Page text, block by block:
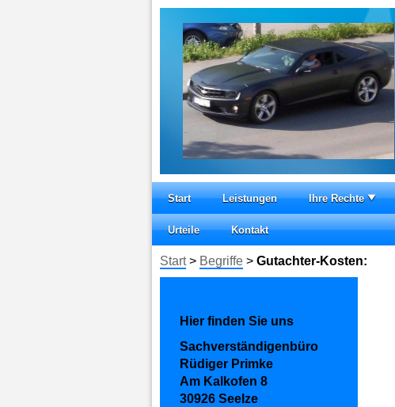
Start Leistungen Ihre Rechte
Urteile Kontakt
Start > Begriffe > Gutachter-Kosten:
Hier finden Sie uns
Sachverständigenbüro
Rüdiger Primke
Am Kalkofen 8
30926 Seelze